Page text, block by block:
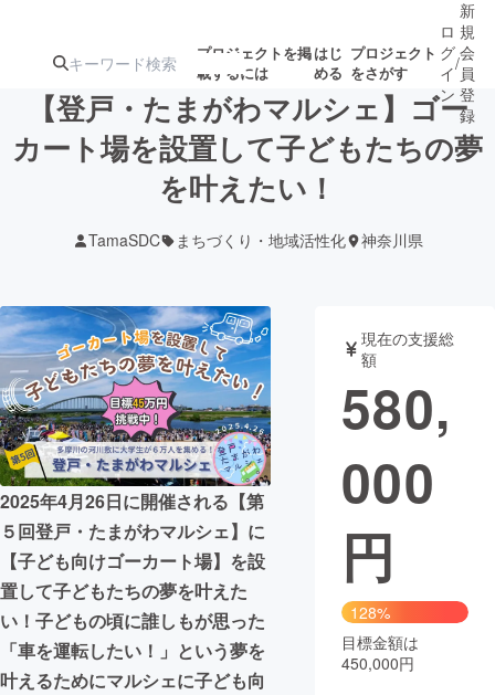
プロジェクトを掲
載するには
はじ
める
プロジェクト
をさがす
注目の新着プロ
ジェクト
募集終了が近いプ
テクノロジー・ガジェット
映像・映画 書籍・雑誌
ビジネス・起業 チャレンジ
まちづくり・地域活性化
CAMPFIRE for Social Good
CAMPFIRE Creation
CAMPFIREふるさと納税machi-ya コミュニティ
ロ
グ
イ
ン
/
新
規
会
員
登
録
【登戸・たまがわマルシェ】ゴー
カート場を設置して子どもたちの夢
を叶えたい！
TamaSDC まちづくり・地域活性化 神奈川県
2025年4月26日に開催される【第
５回登戸・たまがわマルシェ】に
【子ども向けゴーカート場】を設
置して子どもたちの夢を叶えた
い！子どもの頃に誰しもが思った
「車を運転したい！」という夢を
叶えるためにマルシェに子ども向
現在の支援総
額
580,
000
円
128%
目標金額は
450,000円